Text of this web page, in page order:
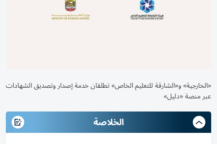
«الخارجية» و«الشارقة للتعليم الخاص» تطلقان خدمة إصدار وتصديق الشهادات
عبر منصة «دليل»
الخلاصة